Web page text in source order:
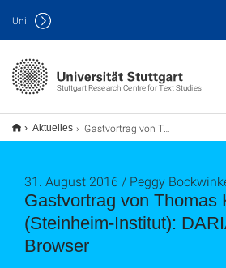
Stuttgart Research Centre for Text Studies
Uni
Aktuelles Gastvortrag von Thomas Kollatz (Steinheim-Institut): DARIAH Geo-Browser
Gastvortrag von Thomas
(Steinheim-Institut):
Browser
31. August 2016 / Peggy